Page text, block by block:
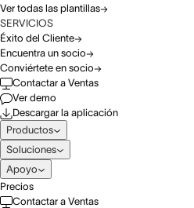
Ver todas las plantillas
SERVICIOS
Éxito del Cliente
Encuentra un socio
Conviértete en socio
Contactar a Ventas
Ver demo
Descargar la aplicación
Productos
Soluciones
Apoyo
Precios
Contactar a Ventas